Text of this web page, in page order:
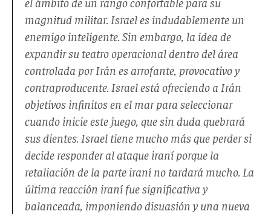
magnitud militar. Israel es indudablemente un
enemigo inteligente. Sin embargo, la idea de
expandir su teatro operacional dentro del área
controlada por Irán es arrofante, provocativo y
contraproducente. Israel está ofreciendo a Irán
objetivos infinitos en el mar para seleccionar
cuando inicie este juego, que sin duda quebrará
sus dientes. Israel tiene mucho más que perder si
decide responder al ataque iraní porque la
retaliación de la parte iraní no tardará mucho. La
última reacción iraní fue significativa y
balanceada, imponiendo disuasión y una nueva